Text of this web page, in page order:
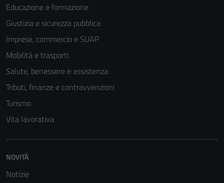
Educazione e formazione
Giustizia e sicurezza pubblica
Imprese, commercio e SUAP
Mobilità e trasporti
Salute, benessere e assistenza
Tributi, finanze e contravvenzioni
Turismo
Vita lavorativa
NOVITÀ
Notizie